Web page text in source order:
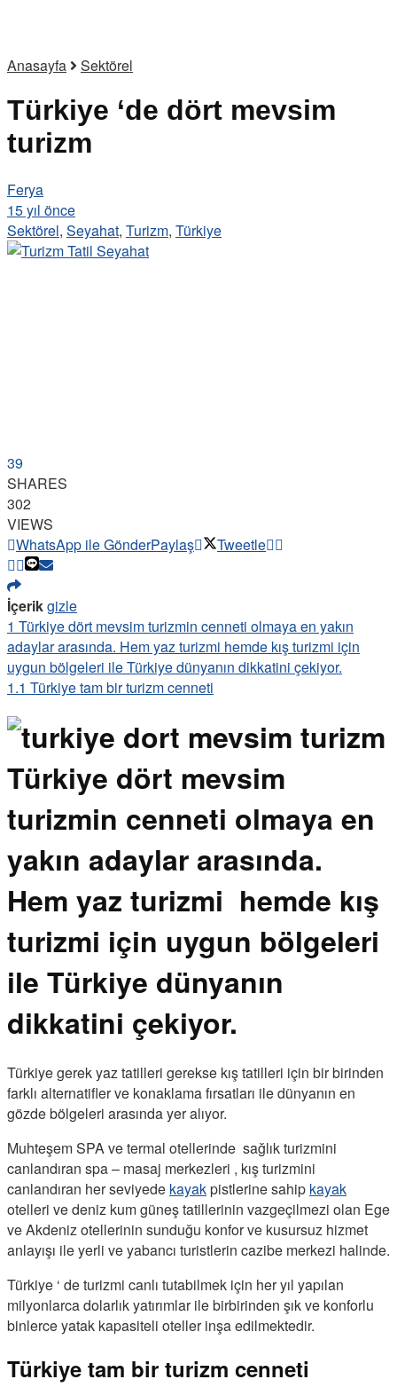
Anasayfa Sektörel
Türkiye ‘de dört mevsim
turizm
Ferya
15 yıl önce
Sektörel, Seyahat, Turizm, Türkiye
39
SHARES
302
VIEWS
WhatsApp ile GönderPaylaş Tweetle
İçerikgizle
1 Türkiye dört mevsim turizmin cenneti olmaya en yakın
adaylar arasında. Hem yaz turizmi hemde kış turizmi için
uygun bölgeleri ile Türkiye dünyanın dikkatini çekiyor.
1.1 Türkiye tam bir turizm cenneti
Türkiye dört mevsim
turizmin cenneti olmaya en
yakın adaylar arasında.
Hem yaz turizmi hemde kış
turizmi için uygun bölgeleri
ile Türkiye dünyanın
dikkatini çekiyor.
Türkiye gerek yaz tatilleri gerekse kış tatilleri için bir birinden
farklı alternatifler ve konaklama fırsatları ile dünyanın en
gözde bölgeleri arasında yer alıyor.
Muhteşem SPA ve termal otellerinde sağlık turizmini
canlandıran spa – masaj merkezleri , kış turizmini
canlandıran her seviyede kayakpistlerine sahip kayak
otelleri ve deniz kum güneş tatillerinin vazgeçilmezi olan Ege
ve Akdeniz otellerinin sunduğu konfor ve kusursuz hizmet
anlayışı ile yerli ve yabancı turistlerin cazibe merkezi halinde.
Türkiye ‘ de turizmi canlı tutabilmek için her yıl yapılan
milyonlarca dolarlık yatırımlar ile birbirinden şık ve konforlu
binlerce yatak kapasiteli oteller inşa edilmektedir.
Türkiye tam bir turizm cenneti